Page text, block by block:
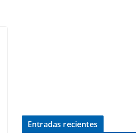
Entradas recientes